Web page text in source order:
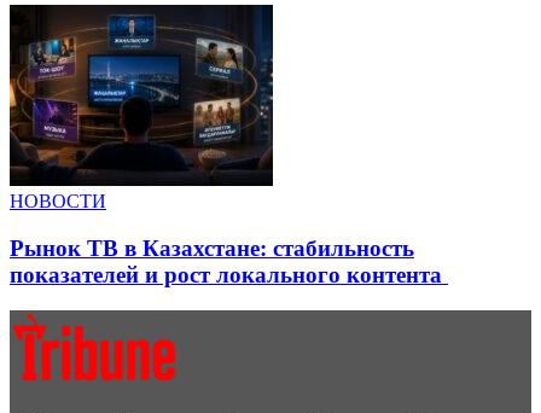
НОВОСТИ
Рынок ТВ в Казахстане: стабильность
показателей и рост локального контента